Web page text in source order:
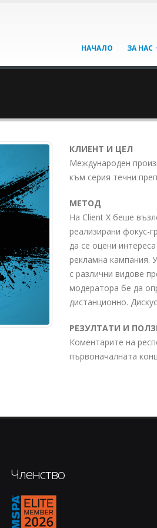
НАЧАЛО ЗА НАС
КЛИЕНТ И ЦЕЛ
Международен
към серия течни
МЕТОД
На Client X беше
реализирани фокус-
да се оцени
рекламна кампания.
с различни видове
модератора бе да
дистанционно.
РЕЗУЛТАТИ И
Коментарите на
първоначалната
Членство
1770144973889-